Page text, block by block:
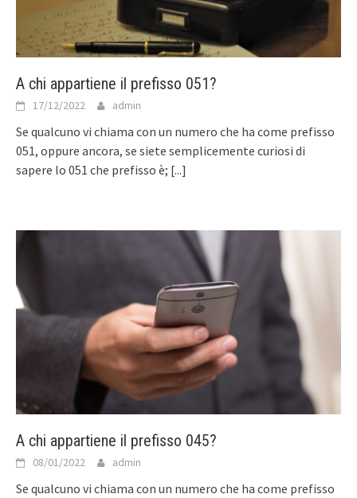
A chi appartiene il prefisso 051?
17/12/2022 admin
Se qualcuno vi chiama con un numero che ha come prefisso
051, oppure ancora, se siete semplicemente curiosi di
sapere lo 051 che prefisso è; [...]
A chi appartiene il prefisso 045?
08/01/2022 admin
Se qualcuno vi chiama con un numero che ha come prefisso